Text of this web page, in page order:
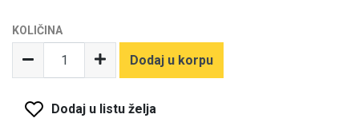
KOLIČINA
Dodaj u korpu
Dodaj u listu želja